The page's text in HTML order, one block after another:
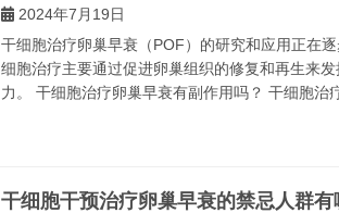
2024年7月19日
干细胞治疗卵巢早衰（POF）的研究和应用正在
细胞治疗主要通过促进卵巢组织的修复和再生来
力。 干细胞治疗卵巢早衰有副作用吗？ 干细胞治
干细胞干预治疗卵巢早衰的禁忌人群有